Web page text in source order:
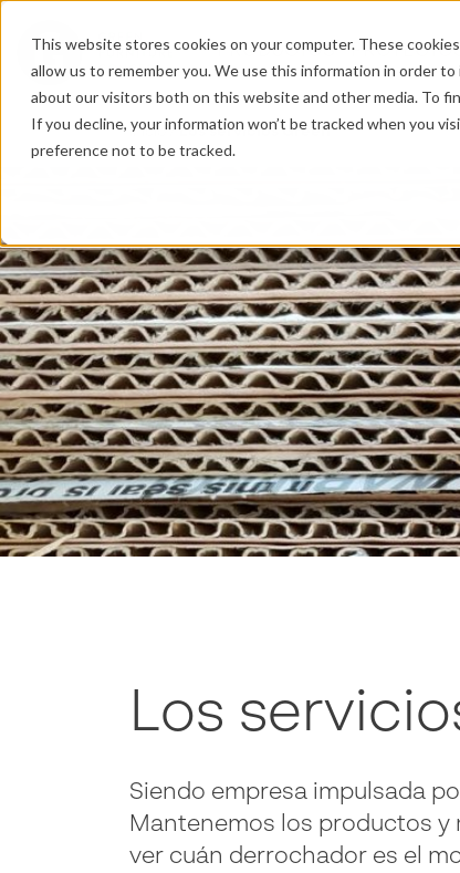
This website stores cookies on your computer. These
allow us to remember you. We use this information in order
about our visitors both on this website and other media. To
If you decline, your information won’t be tracked when you
preference not to be tracked.
PRODUCTOS
Inicio/Los servicios Green
Los
Siendo empresa impulsada
Mantenemos los productos y
ver cuán derrochador es el